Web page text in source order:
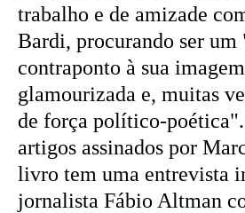
trabalho e de amizade
Bardi, procurando ser um
contraponto à sua
glamourizada e, muitas
de força político-
artigos assinados por
livro tem uma entrevista
jornalista Fábio Altman